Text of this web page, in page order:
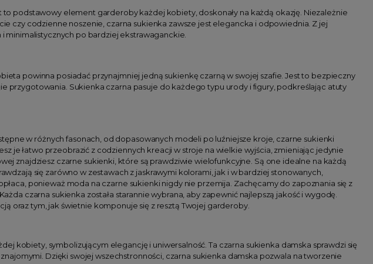
to podstawowy element garderoby każdej kobiety, doskonały na każdą okazję. Niezależnie
czy codzienne noszenie, czarna sukienka zawsze jest elegancka i odpowiednia. Z jej
minimalistycznych po bardziej ekstrawaganckie.
powinna posiadać przynajmniej jedną sukienkę czarną w swojej szafie. Jest to bezpieczny
przygotowania. Sukienka czarna pasuje do każdego typu urody i figury, podkreślając atuty
w różnych fasonach, od dopasowanych modeli po luźniejsze kroje, czarne sukienki
je łatwo przeobrazić z codziennych kreacji w stroje na wielkie wyjścia, zmieniając jedynie
znajdziesz czarne sukienki, które są prawdziwie wielofunkcyjne. Są one idealne na każdą
się zarówno w zestawach z jaskrawymi kolorami, jak i w bardziej stonowanych,
ponieważ moda na czarne sukienki nigdy nie przemija. Zachęcamy do zapoznania się z
czarna sukienka została starannie wybrana, aby zapewnić najlepszą jakość i wygodę.
oraz tym, jak świetnie komponuje się z resztą Twojej garderoby.
kobiety, symbolizującym elegancję i uniwersalność. Ta czarna sukienka damska sprawdzi się
Dzięki swojej wszechstronności, czarna sukienka damska pozwala na tworzenie